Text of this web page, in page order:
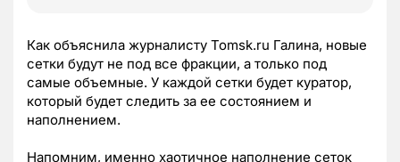
Как объяснила журналисту Tomsk.ru Галина, новые
сетки будут не под все фракции, а только под
самые объемные. У каждой сетки будет куратор,
который будет следить за ее состоянием и
наполнением.
Напомним, именно хаотичное наполнение сеток